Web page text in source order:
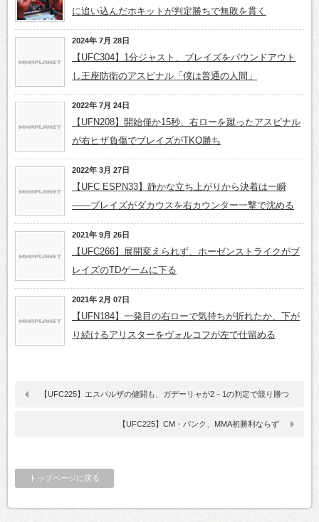
に追い込んだホキットが判定勝ちで無敗を貫く
2024年 7月 28日
【UFC304】1分ジャスト、ブレイズをパウンドアウト
し王座防衛のアスピナル「僕は普通の人間」
2022年 7月 24日
【UFN208】開始僅か15秒、右ローを蹴ったアスピナル
が右ヒザ負傷でブレイズがTKO勝ち
2022年 3月 27日
【UFC ESPN33】静かな立ち上がりから決着は一瞬
――ブレイズがダカウスを右カウンター一撃で沈める
2021年 9月 26日
【UFC266】展開変えられず、ホーゼンストライクがブ
レイズのTDゲームに下る
2021年 2月 07日
【UFN184】一発目の右ローで気持ちが折れたか、下が
り続けるアリスターをヴォルコフが左で仕留める
【UFC225】エスパルザの健闘も、ガデーリャが2－1の判定で競り勝つ
【UFC225】CM・パンク、MMA初勝利ならず
トップページに戻る